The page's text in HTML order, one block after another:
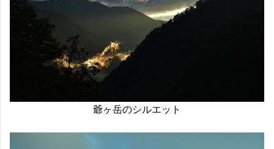
爺ヶ岳のシルエット